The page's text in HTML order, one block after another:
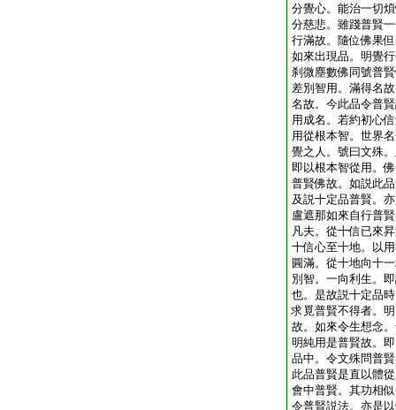
分覺心。能治一切
分慈悲。雖踐普賢
行滿故。隨位佛果
如來出現品。明覺
刹微塵數佛同號普
差別智用。滿得名
名故。今此品令普
用成名。若約初心
用從根本智。世界
覺之人。號曰文殊
即以根本智從用。
普賢佛故。如説此
及説十定品普賢。
盧遮那如來自行普
凡夫。從十信已來
十信心至十地。以
圓滿。從十地向十
別智。一向利生。
也。是故説十定品
求覓普賢不得者。
故。如來令生想念
明純用是普賢故。
品中。令文殊問普
此品普賢是直以體
會中普賢。其功相
令普賢説法。亦是